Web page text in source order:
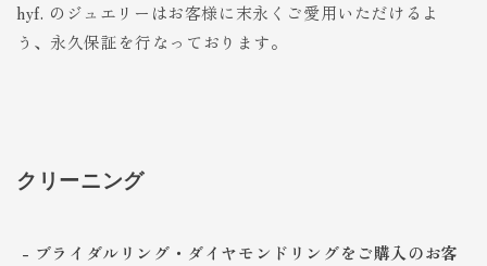
hyf. のジュエリーはお客様に末永くご愛用いただけるよ
う、永久保証を行なっております。
クリーニング
- ブライダルリング・ダイヤモンドリングをご購入のお客